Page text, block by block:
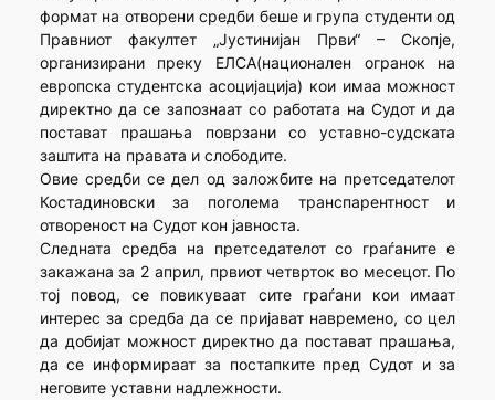
формат на отворени средби беше и група студенти од
Правниот факултет „Јустинијан Први“ – Скопје,
организирани преку ЕЛСА(национален огранок на
европска студентска асоцијација) кои имаа можност
директно да се запознаат со работата на Судот и да
постават прашања поврзани со уставно-судската
заштита на правата и слободите.
Овие средби се дел од заложбите на претседателот
Костадиновски за поголема транспарентност и
отвореност на Судот кон јавноста.
Следната средба на претседателот со граѓаните е
закажана за 2 април, првиот четврток во месецот. По
тој повод, се повикуваат сите граѓани кои имаат
интерес за средба да се пријават навремено, со цел
да добијат можност директно да постават прашања,
да се информираат за постапките пред Судот и за
неговите уставни надлежности.